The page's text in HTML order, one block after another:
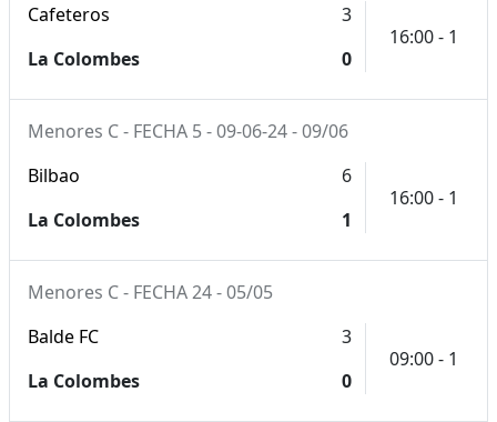
Cafeteros
3
La Colombes
0
16:00 - 1
Menores C - FECHA 5 - 09-06-24 - 09/06
Bilbao
6
La Colombes
1
16:00 - 1
Menores C - FECHA 24 - 05/05
Balde FC
3
La Colombes
0
09:00 - 1